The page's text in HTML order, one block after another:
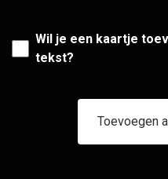
Wil je een kaartje
tekst?
Toevoegen